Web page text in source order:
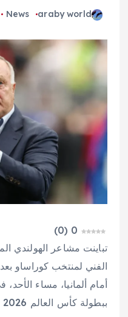
araby world
News
0
(
0
)
تباينت مشاعر الهولندي
أمام ألمانيا، مساء
ببطولة كأس العالم 2026 لكرة القدم.